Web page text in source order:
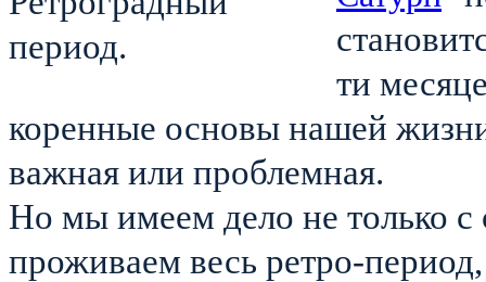
ти
коренные основы нашей
важная или проблемная.
Но мы имеем дело не только с
проживаем весь ретро-